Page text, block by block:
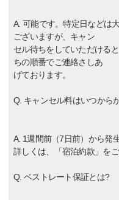
A. 可能です。特定日などは
ございますが、キャン
セル待ちをしていただける
ちの順番でご連絡さしあ
げております。
Q. キャンセル料はいつから
A. 1週間前（7日前）から発
詳しくは、「宿泊約款」をご
Q. ベストレート保証とは?